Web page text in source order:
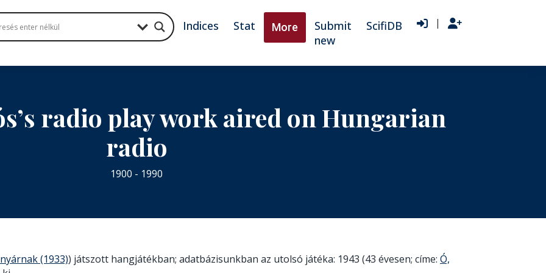
Indices Stat More
Submit
new
ScifiDB |
radio play work aired on Hungarian
radio
1900 - 1990
(1933)) játszott hangjátékban; adatbázisunkban az utolsó játéka: 1943 (43 évesen; címe: Ó,